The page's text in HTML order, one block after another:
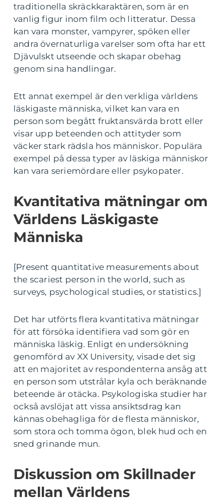
traditionella skräckkaraktären, som är en
vanlig figur inom film och litteratur. Dessa
kan vara monster, vampyrer, spöken eller
andra övernaturliga varelser som ofta har ett
Djävulskt utseende och skapar obehag
genom sina handlingar.
Ett annat exempel är den verkliga världens
läskigaste människa, vilket kan vara en
person som begått fruktansvärda brott eller
visar upp beteenden och attityder som
väcker stark rädsla hos människor. Populära
exempel på dessa typer av läskiga människor
kan vara seriemördare eller psykopater.
Kvantitativa mätningar om
Världens Läskigaste
Människa
[Present quantitative measurements about
the scariest person in the world, such as
surveys, psychological studies, or statistics.]
Det har utförts flera kvantitativa mätningar
för att försöka identifiera vad som gör en
människa läskig. Enligt en undersökning
genomförd av XX University, visade det sig
att en majoritet av respondenterna ansåg att
en person som utstrålar kyla och beräknande
beteende är otäcka. Psykologiska studier har
också avslöjat att vissa ansiktsdrag kan
kännas obehagliga för de flesta människor,
som stora och tomma ögon, blek hud och en
sned grinande mun.
Diskussion om Skillnader
mellan Världens